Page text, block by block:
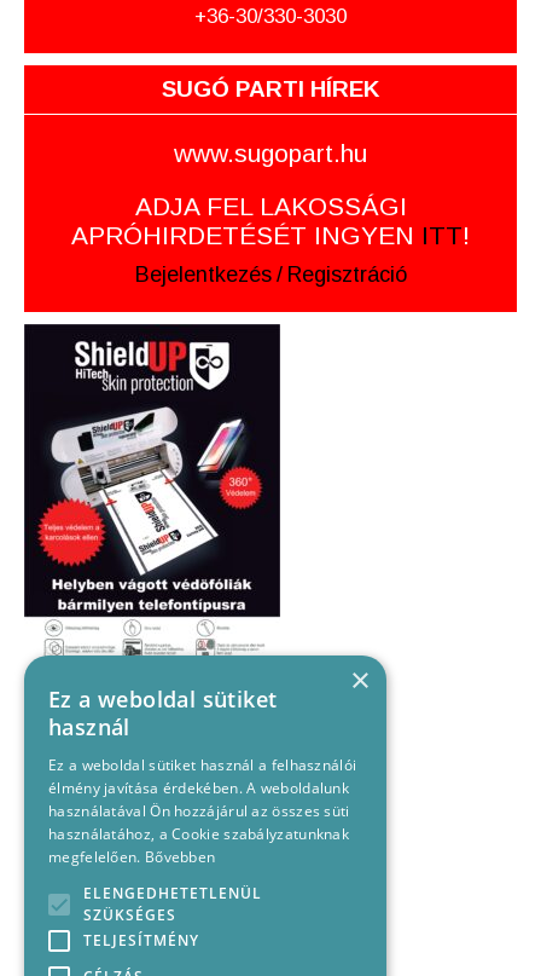
+36-30/330-3030
SUGÓ PARTI HÍREK
www.sugopart.hu
ADJA FEL LAKOSSÁGI
APRÓHIRDETÉSÉT INGYEN ITT!
Bejelentkezés / Regisztráció
×
Ez a weboldal sütiket
használ
Ez a weboldal sütiket használ a felhasználói
élmény javítása érdekében. A weboldalunk
használatával Ön hozzájárul az összes süti
használatához, a Cookie szabályzatunknak
megfelelően. Bővebben
ELENGEDHETETLENÜL
SZÜKSÉGES
TELJESÍTMÉNY